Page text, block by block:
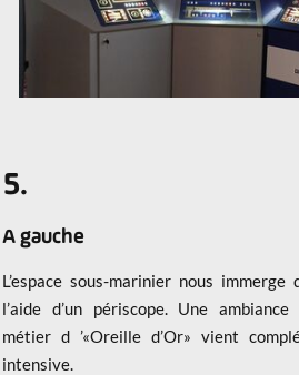
5.
A gauche
L’espace sous-marinier nous
l’aide d’un périscope. Une
métier d ’«Oreille d’Or» vient
intensive.